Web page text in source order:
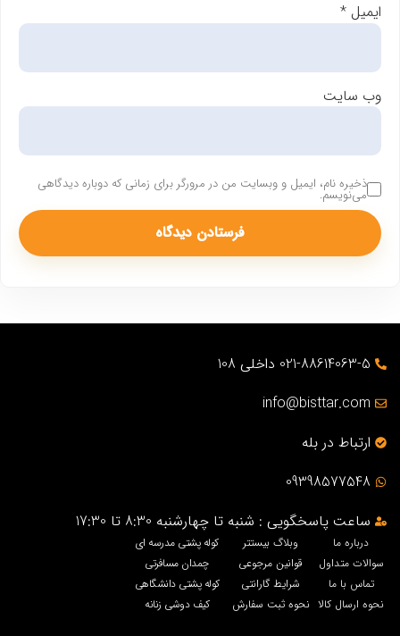
ایمیل *
وب‌ سایت
ذخیره نام، ایمیل و وبسایت من در مرورگر برای زمانی که دوباره دیدگاهی
می‌نویسم.
021-88614063-5 داخلی 108
info@bisttar.com
ارتباط در بله
09398577548
ساعت پاسخگویی : شنبه تا چهارشنبه 8:30 تا 17:30
درباره ما
سوالات متداول
تماس با ما
نحوه ارسال کالا
وبلاگ بیستتر
قوانین مرجوعی
شرایط گارانتی
نحوه ثبت سفارش
کوله پشتی مدرسه ای
چمدان مسافرتی
کوله پشتی دانشگاهی
کیف دوشی زنانه